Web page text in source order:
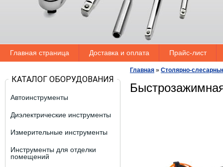
Главная страница Доставка и оплата Прайс-лист
КАТАЛОГ ОБОРУДОВАНИЯ
Автоинструменты
Диэлектрические инструменты
Измерительные инструменты
Инструменты для отделки
помещений
Главная » Столярно-